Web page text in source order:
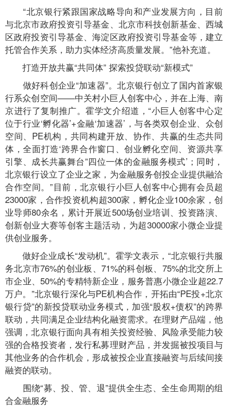
“北京银行紧跟国家战略导向和产业发展方向，目前
与北京市政府投资引导基金、北京市科技创新基金、西城
区政府投资引导基金、海淀区政府投资引导基金等，建立
托管合作关系，助力实体经济高质量发展。”他补充道。
打造开放共赢“共同体” 探索投贷联动“新模式”
做好科创企业“加速器”。北京银行创立了国内首家银
行系众创空间——中关村小巨人创客中心，并在上海、南
京进行了复制推广。霍学文介绍道，“小巨人创客中心定
位于行业‘孵化器’+金融‘加速器’，与各类双创企业、众创
空间、PE机构，共同构建开放、协作、共赢的生态共同
体，全面打造‘跨界合作窗口、创业孵化空间、资源共享
引擎、成长共赢舞台”四位一体的金融服务模式’；同时，
北京银行设立了企业之家，为金融服务创投企业提供融洽
合作空间。”目前，北京银行小巨人创客中心拥有会员超
23000家，合作投资机构超300家，孵化企业100余家，创
业导师80余名，累计开展近500场创业培训、投资路演、
创新创业大赛等创客主题活动，为超30000家小微企业提
供创业服务。
做好企业成长“发动机”。霍学文表示，“北京银行共服
务北京市76%的创业板、71%的科创板、75%的北交所上
市企业、50%的专精特新企业，服务普惠小微企业超22.7
万户。”北京银行深化与PE机构合作，开拓由“PE投+北京
银行贷”的新投贷联动业务模式，加强“股权+债权”的跨界
联动，共同满足企业结构化融资需求。在理财产品端，他
强调，北京银行面向具有相关投资经验、风险承受能力较
强的合格投资者，发行私募理财产品，并发掘被投项目与
其他业务的合作机会，形成被投企业直接融资与后续间接
融资的联动。
围绕“募、投、管、退”提供全生态、全生命周期的组
合金融服务